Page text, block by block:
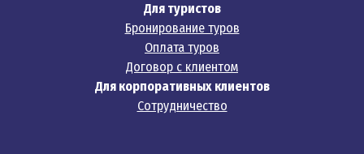
Для туристов
Бронирование туров
Оплата туров
Договор с клиентом
Для корпоративных клиентов
Сотрудничество